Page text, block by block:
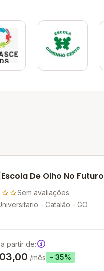
Escola De Olho No Futuro
Sem avaliações
- Catalão - GO
partir de:
/mês - 35%